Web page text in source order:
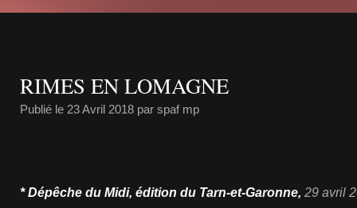
RIMES EN LOMAGNE
Publié le 23 Avril 2018 par spaf mp
* Dépêche du Midi, édition du Tarn-et-Garonne, 29 avril